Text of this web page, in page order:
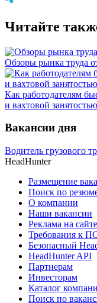
Читайте
Обзоры рынка труда
Как работодателям
и вахтовой
Вакансии дня
Водитель грузового
HeadHunter
Размещение
Поиск по
О компании
Наши вакансии
Реклама на сайте
Требования к
Безопасный
HeadHunter API
Партнерам
Инвесторам
Каталог
Поиск по